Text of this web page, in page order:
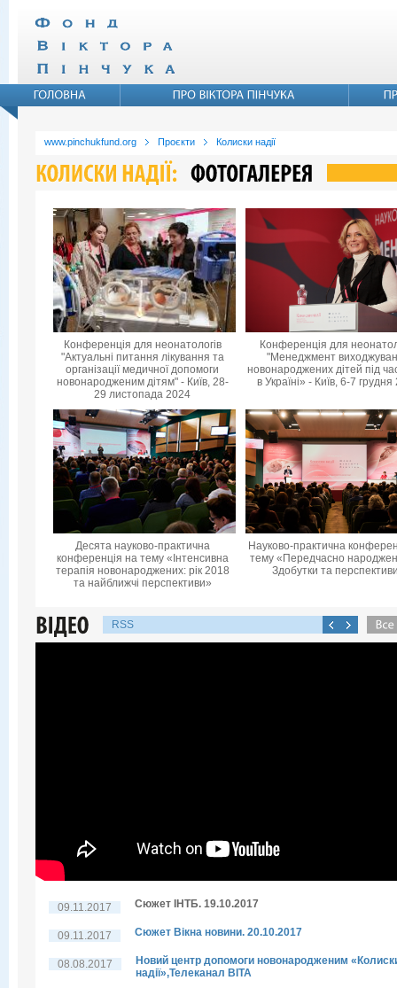
www.pinchukfund.org Проєкти Колиски надії
Конференція для неонатологів
"Актуальні питання лікування та
організації медичної допомоги
новонародженим дітям" - Київ, 28-
29 листопада 2024
Конференція для
"Менеджмент
новонароджених дітей під
в Україні» - Київ, 6-7
Десята науково-практична
конференцiя на тему «Інтенсивна
терапія новонароджених: рік 2018
та найближчі перспективи»
Науково-практична
тему «Передчасно
Здобутки та
RSS
09.11.2017 Сюжет ІНТБ. 19.10.2017
09.11.2017 Сюжет Вікна новини. 20.10.2017
08.08.2017
Новий центр допомоги новонародженим
надії»,Телеканал ВІТА